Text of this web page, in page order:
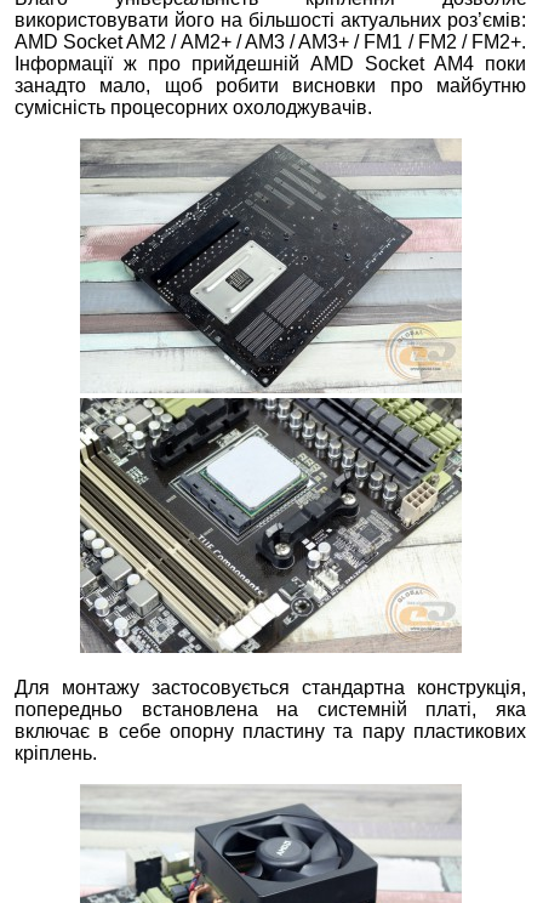
використовувати його на більшості актуальних роз’ємів:
AMD Socket AM2 / AM2+ / AM3 / AM3+ / FM1 / FM2 / FM2+.
Інформації ж про прийдешній AMD Socket AM4 поки
занадто мало, щоб робити висновки про майбутню
сумісність процесорних охолоджувачів.
Для монтажу застосовується стандартна конструкція,
попередньо встановлена на системній платі, яка
включає в себе опорну пластину та пару пластикових
кріплень.